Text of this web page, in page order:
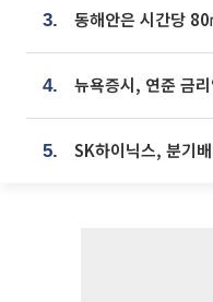
3.
4.
5.